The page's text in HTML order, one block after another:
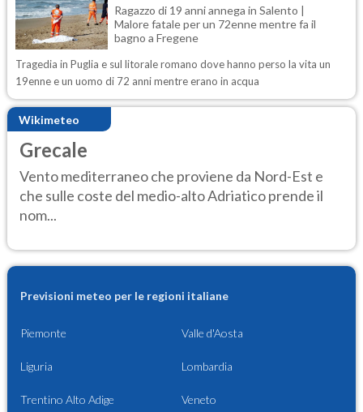
Ragazzo di 19 anni annega in Salento |
Malore fatale per un 72enne mentre fa il
bagno a Fregene
Tragedia in Puglia e sul litorale romano dove hanno perso la vita un
19enne e un uomo di 72 anni mentre erano in acqua
Wikimeteo
Grecale
Vento mediterraneo che proviene da Nord-Est e
che sulle coste del medio-alto Adriatico prende il
nom...
Previsioni meteo per le regioni italiane
Piemonte Valle d'Aosta
Liguria Lombardia
Trentino Alto Adige Veneto